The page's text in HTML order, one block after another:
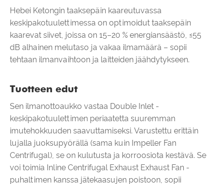
Hebei Ketongin taaksepäin kaareutuvassa
keskipakotuulettimessa on optimoidut taaksepäin
kaarevat siivet, joissa on 15–20 % energiansäästö, ≤55
dB alhainen melutaso ja vakaa ilmamäärä – sopii
tehtaan ilmanvaihtoon ja laitteiden jäähdytykseen.
Tuotteen edut
Sen ilmanottoaukko vastaa Double Inlet -
keskipakotuulettimen periaatetta suuremman
imutehokkuuden saavuttamiseksi. Varustettu erittäin
lujalla juoksupyörällä (sama kuin Impeller Fan
Centrifugal), se on kulutusta ja korroosiota kestävä. Se
voi toimia Inline Centrifugal Exhaust Exhaust Fan -
puhaltimen kanssa jätekaasujen poistoon, sopii